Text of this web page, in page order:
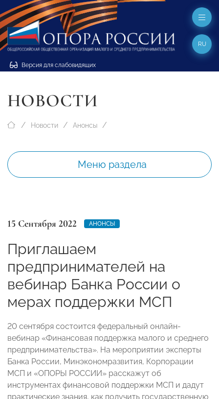
Версия для слабовидящих
RU
НОВОСТИ
Новости Анонсы
Меню раздела
15 Сентября 2022 АНОНСЫ
Приглашаем
предпринимателей на
вебинар Банка России о
мерах поддержки МСП
20 сентября состоится федеральный онлайн-
вебинар «Финансовая поддержка малого и среднего
предпринимательства». На мероприятии эксперты
Банка России, Минэкономразвития, Корпорации
МСП и «ОПОРЫ РОССИИ» расскажут об
инструментах финансовой поддержки МСП и дадут
практические знания, как получить государственную